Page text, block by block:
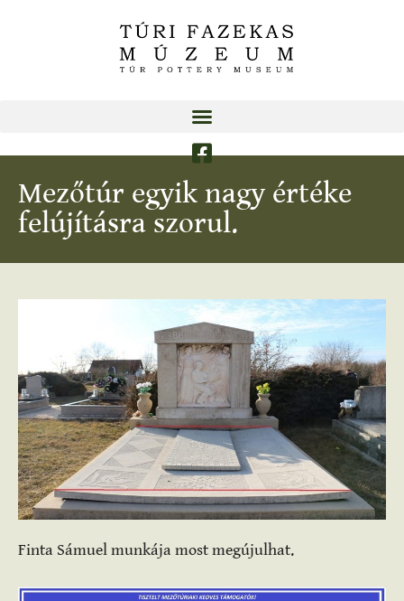
Mezőtúr egyik nagy értéke
felújításra szorul.
Finta Sámuel munkája most megújulhat.